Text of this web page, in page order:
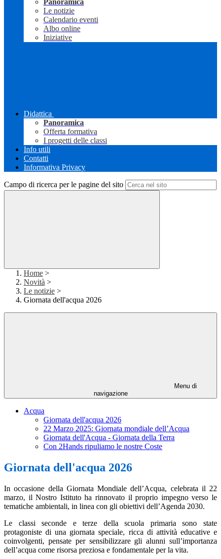
Panoramica
Le notizie
Calendario eventi
Albo online
Iniziative
Didattica
Panoramica
Offerta formativa
I progetti delle classi
Info utili
Contatti
Informativa Privacy
Campo di ricerca per le pagine del sito
Home >
Novità >
Le notizie >
Giornata dell'acqua 2026
Menu di
navigazione
Acqua
Giornata dell'acqua 2026
22 Marzo 2025: Giornata mondiale dell’Acqua
Giornata dell'Acqua - Giornata della Terra
Con 2Hands ripuliamo le nostre Coste
Giornata dell'acqua 2026
In occasione della Giornata Mondiale dell’Acqua, celebrata il 22
marzo, il Nostro Istituto ha rinnovato il proprio impegno verso le
tematiche ambientali, in linea con gli obiettivi dell’Agenda 2030.
Le classi seconde e terze della scuola primaria sono state
protagoniste di una giornata speciale, ricca di attività educative e
coinvolgenti, pensate per sensibilizzare gli alunni sull’importanza
dell’acqua come risorsa preziosa e fondamentale per la vita.